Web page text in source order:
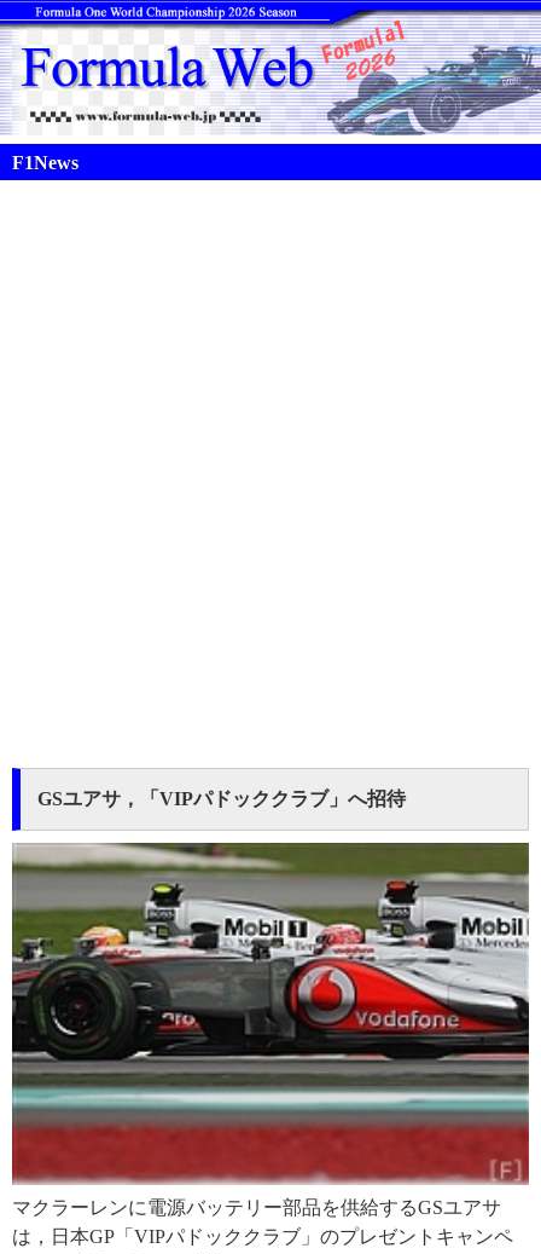
F1News
GSユアサ，「VIPパドッククラブ」へ招待
マクラーレンに電源バッテリー部品を供給するGSユアサ
は，日本GP「VIPパドッククラブ」のプレゼントキャンペ